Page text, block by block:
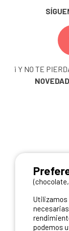
¡ Y NO TE
podemos